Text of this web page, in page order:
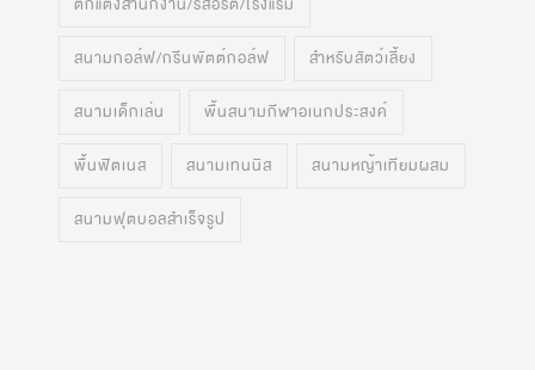
ตกแต่งสำนักงาน/รีสอร์ต/โรงแรม
สนามกอล์ฟ/กรีนพัตต์กอล์ฟ สำหรับสัตว์เลี้ยง
สนามเด็กเล่น พื้นสนามกีฬาอเนกประสงค์
พื้นฟิตเนส สนามเทนนิส สนามหญ้าเทียมผสม
สนามฟุตบอลสำเร็จรูป